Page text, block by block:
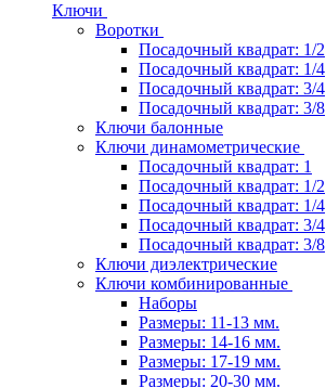
Ключи
Воротки
Посадочный квадрат: 1/2
Посадочный квадрат: 1/4
Посадочный квадрат: 3/4
Посадочный квадрат: 3/8
Ключи балонные
Ключи динамометрические
Посадочный квадрат: 1
Посадочный квадрат: 1/2
Посадочный квадрат: 1/4
Посадочный квадрат: 3/4
Посадочный квадрат: 3/8
Ключи диэлектрические
Ключи комбинированные
Наборы
Размеры: 11-13 мм.
Размеры: 14-16 мм.
Размеры: 17-19 мм.
Размеры: 20-30 мм.